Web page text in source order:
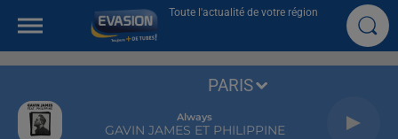
Toute l'actualité de votre région
Always
GAVIN JAMES ET PHILIPPINE
PARIS